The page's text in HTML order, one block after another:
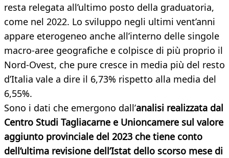
resta relegata all’ultimo posto della graduatoria,
come nel 2022. Lo sviluppo negli ultimi vent’anni
appare eterogeneo anche all’interno delle singole
macro-aree geografiche e colpisce di più proprio il
Nord-Ovest, che pure cresce in media più del resto
d’Italia vale a dire il 6,73% rispetto alla media del
6,55%.
Sono i dati che emergono dall’analisi realizzata dal
Centro Studi Tagliacarne e Unioncamere sul valore
aggiunto provinciale del 2023 che tiene conto
dell’ultima revisione dell’Istat dello scorso mese di